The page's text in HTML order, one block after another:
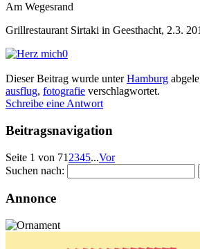
Am Wegesrand
Grillrestaurant Sirtaki in Geesthacht, 2.3.
0
Dieser Beitrag wurde unterHamburg
ausflug, fotografie verschlagwortet.
Schreibe eine Antwort
Beitragsnavigation
Seite 1 von 71 2345...Vor
Suchen nach:
Annonce